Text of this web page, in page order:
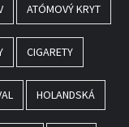
ATÓMOVÝ KRYT
CIGARETY
HOLANDSKÁ